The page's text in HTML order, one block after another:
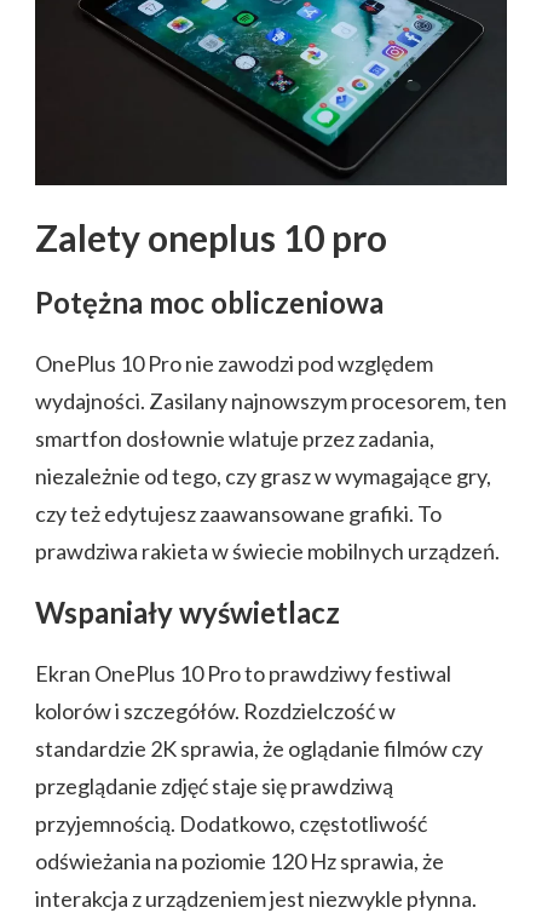
Zalety oneplus 10 pro
Potężna moc obliczeniowa
OnePlus 10 Pro nie zawodzi pod względem
wydajności. Zasilany najnowszym procesorem, ten
smartfon dosłownie wlatuje przez zadania,
niezależnie od tego, czy grasz w wymagające gry,
czy też edytujesz zaawansowane grafiki. To
prawdziwa rakieta w świecie mobilnych urządzeń.
Wspaniały wyświetlacz
Ekran OnePlus 10 Pro to prawdziwy festiwal
kolorów i szczegółów. Rozdzielczość w
standardzie 2K sprawia, że oglądanie filmów czy
przeglądanie zdjęć staje się prawdziwą
przyjemnością. Dodatkowo, częstotliwość
odświeżania na poziomie 120 Hz sprawia, że
interakcja z urządzeniem jest niezwykle płynna.